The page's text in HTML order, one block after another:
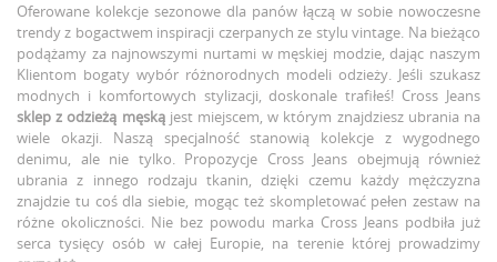
Oferowane kolekcje sezonowe dla panów łączą w sobie nowoczesne
trendy z bogactwem inspiracji czerpanych ze stylu vintage. Na bieżąco
podążamy za najnowszymi nurtami w męskiej modzie, dając naszym
Klientom bogaty wybór różnorodnych modeli odzieży. Jeśli szukasz
modnych i komfortowych stylizacji, doskonale trafiłeś! Cross Jeans
sklep z odzieżą męskąjest miejscem, w którym znajdziesz ubrania na
wiele okazji. Naszą specjalność stanowią kolekcje z wygodnego
denimu, ale nie tylko. Propozycje Cross Jeans obejmują również
ubrania z innego rodzaju tkanin, dzięki czemu każdy mężczyzna
znajdzie tu coś dla siebie, mogąc też skompletować pełen zestaw na
różne okoliczności. Nie bez powodu marka Cross Jeans podbiła już
serca tysięcy osób w całej Europie, na terenie której prowadzimy